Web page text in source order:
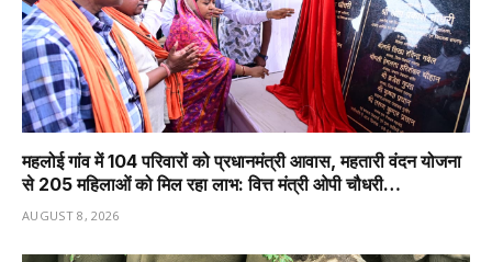
महलोई गांव में 104 परिवारों को प्रधानमंत्री आवास, महतारी वंदन योजना
से 205 महिलाओं को मिल रहा लाभ: वित्त मंत्री ओपी चौधरी…
AUGUST 8, 2026